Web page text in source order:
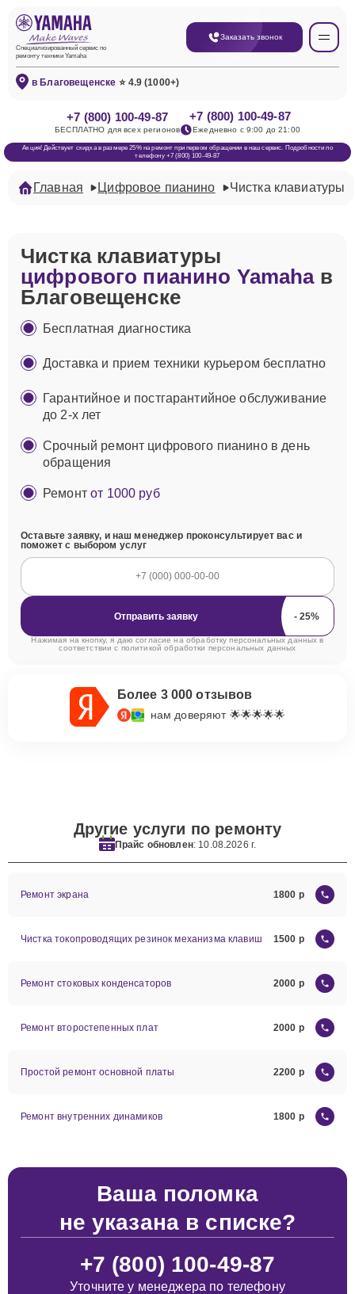
Специализированный сервис по
ремонту техники Yamaha
Заказать звонок
в Благовещенске ⭐ 4.9 (1000+)
+7 (800) 100-49-87
БЕСПЛАТНО для всех регионов
+7 (800) 100-49-87
Ежедневно с 9:00 до 21:00
Акция! Действует скидка в размере 25% на ремонт при первом обращении в наш сервис. Подробности по
телефону +7 (800) 100-49-87
Главная Цифровое пианино Чистка клавиатуры
Чистка клавиатуры
цифрового пианино Yamahaв
Благовещенске
Бесплатная диагностика
Доставка и прием техники курьером бесплатно
Гарантийное и постгарантийное обслуживание
до 2-х лет
Срочный ремонт цифрового пианино в день
обращения
Ремонтот 1000 руб
Оставьте заявку, и наш менеджер проконсультирует вас и
поможет с выбором услуг
Отправить заявку
Нажимая на кнопку, я даю согласие на обработку персональных данных в
соответствии с политикой обработки персональных данных
Более 3 000 отзывов
нам доверяют 🌟🌟🌟🌟🌟
Другие услуги по ремонту
Прайс обновлен: 10.08.2026 г.
Ремонт экрана 1800
Чистка токопроводящих резинок механизма клавиш 1500
Ремонт стоковых конденсаторов 2000
Ремонт второстепенных плат 2000
Простой ремонт основной платы 2200
Ремонт внутренних динамиков 1800
Ваша поломка
не указана в списке?
+7 (800) 100-49-87
Уточните у менеджера по телефону